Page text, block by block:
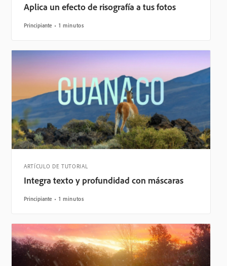
Aplica un efecto de risografía a tus fotos
Principiante 1 minutos
ARTÍCULO DE TUTORIAL
Integra texto y profundidad con máscaras
Principiante 1 minutos